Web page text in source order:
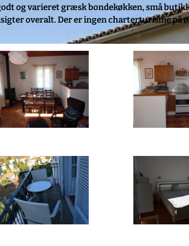
og varieret græsk bondekøkken, små
overalt. Der er ingen charterturisme på